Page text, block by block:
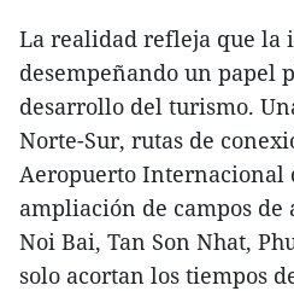
La realidad refleja que la
desempeñando un papel
desarrollo del turismo.
Norte-Sur, rutas de
Aeropuerto Internacional
ampliación de campos de
Noi Bai, Tan Son Nhat,
solo acortan los tiempos